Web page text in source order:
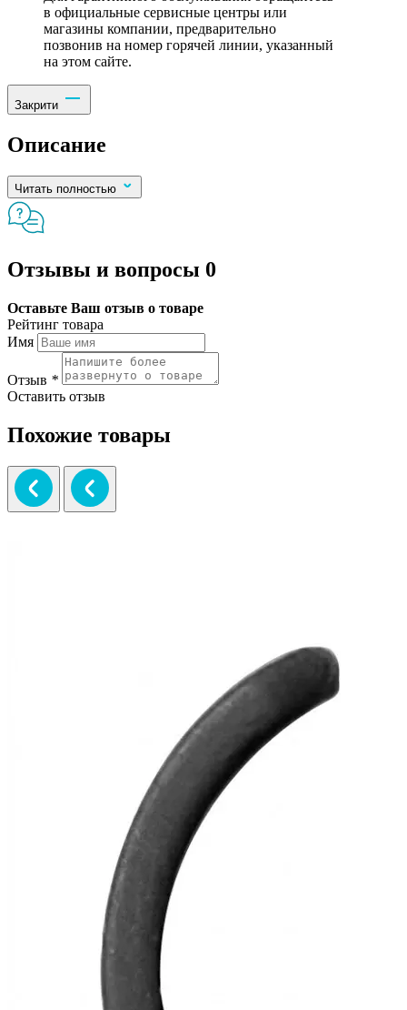
в официальные сервисные центры или
магазины компании, предварительно
позвонив на номер горячей линии, указанный
на этом сайте.
Закрити
Описание
Читать полностью
Отзывы и вопросы 0
Оставьте Ваш отзыв о товаре
Рейтинг товара
Имя
Отзыв *
Оставить отзыв
Похожие товары